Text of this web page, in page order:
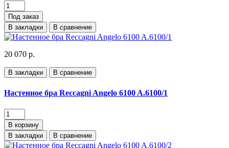
Под заказ
В закладки
В сравнение
20 070 р.
В закладки В сравнение
Настенное бра Reccagni Angelo 6100 A.6100/1
В корзину
В закладки
В сравнение